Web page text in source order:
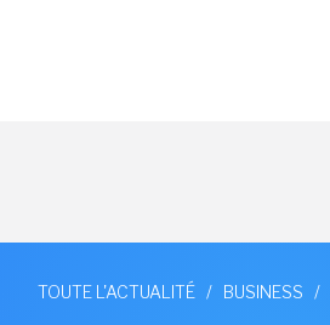
TOUTE L'ACTUALITÉ / BUSINESS /